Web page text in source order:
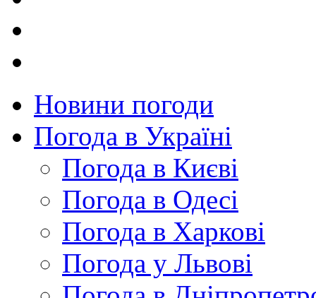
Новини погоди
Погода в Україні
Погода в Києві
Погода в Одесі
Погода в Харкові
Погода у Львові